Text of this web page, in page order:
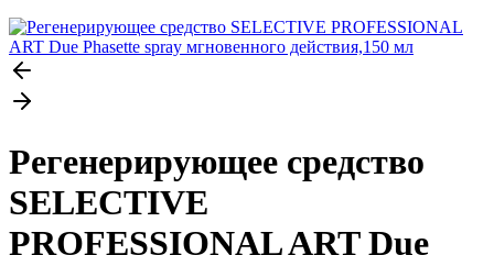
Регенерирующее средство
SELECTIVE
PROFESSIONAL ART Due